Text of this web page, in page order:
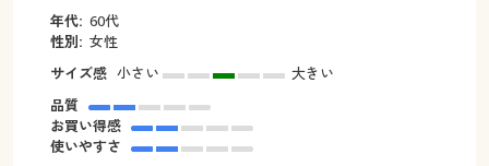
年代: 60代
性別: 女性
サイズ感 小さい
大きい
品質
お買い得感
使いやすさ